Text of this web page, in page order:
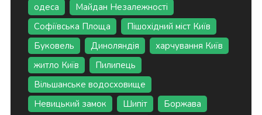
одеса
Майдан Незалежності
Софіївська Площа
Пішохідний міст Київ
Буковель
Диноляндія
харчування Київ
житло Київ
Пилипець
Вільшанське водосховище
Невицький замок
Шипіт
Боржава